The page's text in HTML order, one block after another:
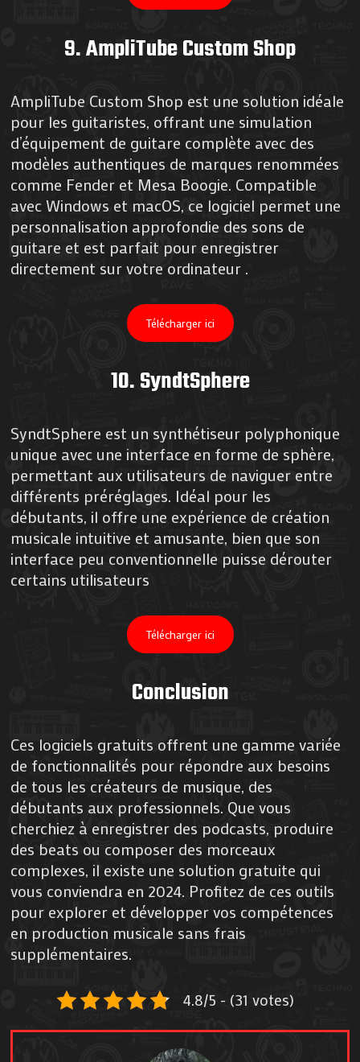
9.AmpliTube Custom Shop
AmpliTube Custom Shop est une solution idéale
pour les guitaristes, offrant une simulation
d’équipement de guitare complète avec des
modèles authentiques de marques renommées
comme Fender et Mesa Boogie. Compatible
avec Windows et macOS, ce logiciel permet une
personnalisation approfondie des sons de
guitare et est parfait pour enregistrer
directement sur votre ordinateur​ .
Télécharger ici
10.SyndtSphere
SyndtSphere est un synthétiseur polyphonique
unique avec une interface en forme de sphère,
permettant aux utilisateurs de naviguer entre
différents préréglages. Idéal pour les
débutants, il offre une expérience de création
musicale intuitive et amusante, bien que son
interface peu conventionnelle puisse dérouter
certains utilisateurs​
Télécharger ici
Conclusion
Ces logiciels gratuits offrent une gamme variée
de fonctionnalités pour répondre aux besoins
de tous les créateurs de musique, des
débutants aux professionnels. Que vous
cherchiez à enregistrer des podcasts, produire
des beats ou composer des morceaux
complexes, il existe une solution gratuite qui
vous conviendra en 2024. Profitez de ces outils
pour explorer et développer vos compétences
en production musicale sans frais
supplémentaires.
4.8/5 - (31 votes)